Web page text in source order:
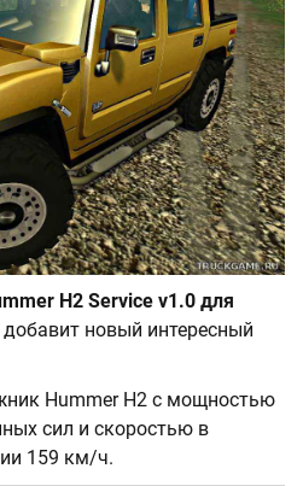
H2 Service v1.0 для
добавит новый интересный
Hummer H2 с мощностью
сил и скоростью в
159 км/ч.